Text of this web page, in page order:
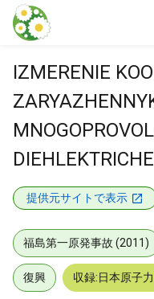
本文に飛ぶ
IZMERENIE
提供元サイトで表示
福島第一原発事故 (2011)
復興 収録:日本原子